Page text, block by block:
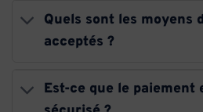
Quels sont les moyens
acceptés ?
Est-ce que le paiement